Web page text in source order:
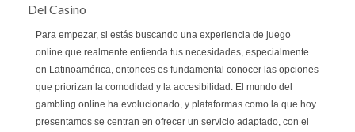
Del Casino
Para empezar, si estás buscando una experiencia de juego
online que realmente entienda tus necesidades, especialmente
en Latinoamérica, entonces es fundamental conocer las opciones
que priorizan la comodidad y la accesibilidad. El mundo del
gambling online ha evolucionado, y plataformas como la que hoy
presentamos se centran en ofrecer un servicio adaptado, con el